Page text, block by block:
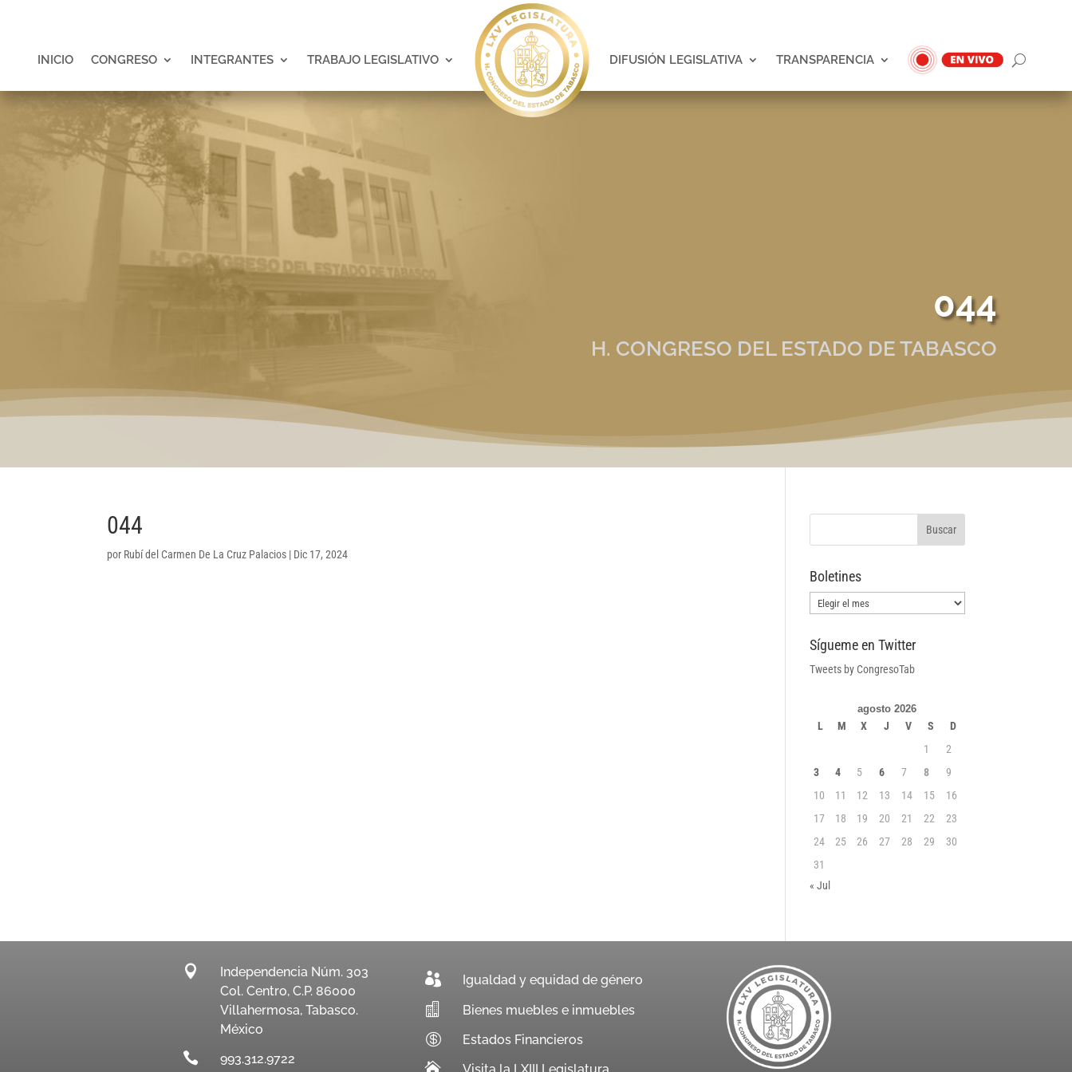
INICIO CONGRESO INTEGRANTES TRABAJO LEGISLATIVO DIFUSIÓN LEGISLATIVA TRANSPARENCIA
044
H. CONGRESO DEL ESTADO DE TABASCO
044
por Rubí del Carmen De La Cruz Palacios | Dic 17, 2024
Boletines
Boletines
Sígueme en Twitter
Tweets by CongresoTab
agosto 2026
L M X J V S
D
1
2
3
4 5 6 7 8
9
10
11 12 13 14 15
16
17
18 19 20 21 22
23
24
25 26 27 28 29
30
31
« Jul

Independencia Núm. 303
Col. Centro, C.P. 86000
Villahermosa, Tabasco.
México

993.312.9722
 Igualdad y equidad de género
 Bienes muebles e inmuebles
 Estados Financieros
